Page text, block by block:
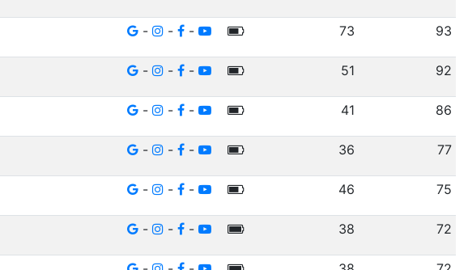
- - - 73 93
- - - 51 92
- - - 41 86
- - - 36 77
- - - 46 75
- - - 38 72